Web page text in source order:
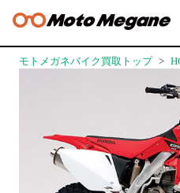
モトメガネバイク買取トップ